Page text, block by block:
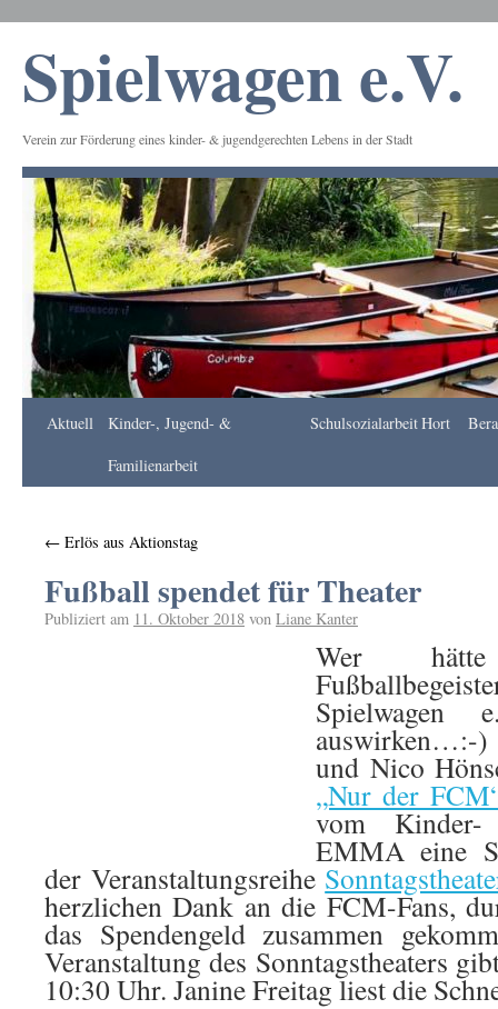
Spielwagen e.V.
Verein zur Förderung eines kinder- & jugendgerechten Lebens in der Stadt
Apotheke
Aktuell
Kinder-, Jugend- &
Familienarbeit
SchulsozialarbeitHort
← Erlös aus Aktionstag
Fußball spendet für Theater
Publiziert am 11. Oktober 2018 von Liane Kanter
Wer
Spielwagen
und Nico
„Nur der
vom Kinder-
EMMA eine
der Veranstaltungsreihe
herzlichen Dank an die FCM-Fans,
das Spendengeld zusammen
Veranstaltung des Sonntagstheaters
10:30 Uhr. Janine Freitag liest die